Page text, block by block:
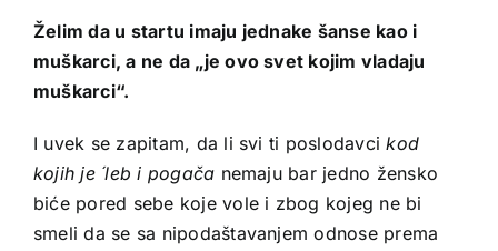
Želim da u startu imaju jednake šanse kao i
muškarci, a ne da „je ovo svet kojim vladaju
muškarci“.
I uvek se zapitam, da li svi ti poslodavcikod
kojih je ´leb i pogača nemaju bar jedno žensko
biće pored sebe koje vole i zbog kojeg ne bi
smeli da se sa nipodaštavanjem odnose prema